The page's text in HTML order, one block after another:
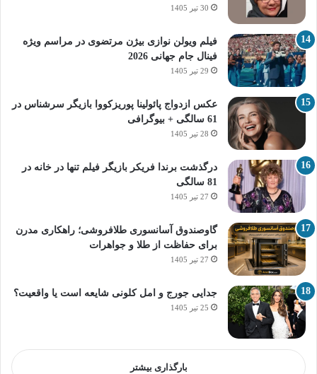
30 تیر 1405
فیلم ویولن نوازی بیژن مرتضوی در مراسم ویژه
فینال جام جهانی 2026
29 تیر 1405
عکس ازدواج پائولینا پوریزکووا بازیگر سرشناس در
61 سالگی + بیوگرافی
28 تیر 1405
درگذشت برندا فریکر بازیگر فیلم تنها در خانه در
81 سالگی
27 تیر 1405
گاوصندوق آسانسوری طلافروشی؛ راهکاری مدرن
برای حفاظت از طلا و جواهرات
27 تیر 1405
جدایی جورج و امل کلونی شایعه است یا واقعیت؟
25 تیر 1405
بارگذاری بیشتر